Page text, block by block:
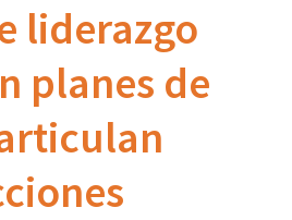
liderazgo
planes de